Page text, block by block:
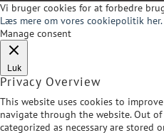
Vi bruger cookies for at forbedre
Læs mere om vores cookiepolitik her.
Manage consent
Luk
Privacy Overview
This website uses cookies to
navigate through the website. Out
categorized as necessary are stored